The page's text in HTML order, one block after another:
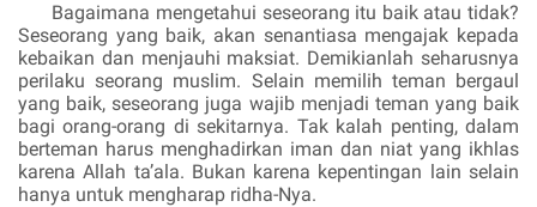
Bagaimana mengetahui seseorang itu baik atau tidak?
Seseorang yang baik, akan senantiasa mengajak kepada
kebaikan dan menjauhi maksiat. Demikianlah seharusnya
perilaku seorang muslim. Selain memilih teman bergaul
yang baik, seseorang juga wajib menjadi teman yang baik
bagi orang-orang di sekitarnya. Tak kalah penting, dalam
berteman harus menghadirkan iman dan niat yang ikhlas
karena Allah ta’ala. Bukan karena kepentingan lain selain
hanya untuk mengharap ridha-Nya.